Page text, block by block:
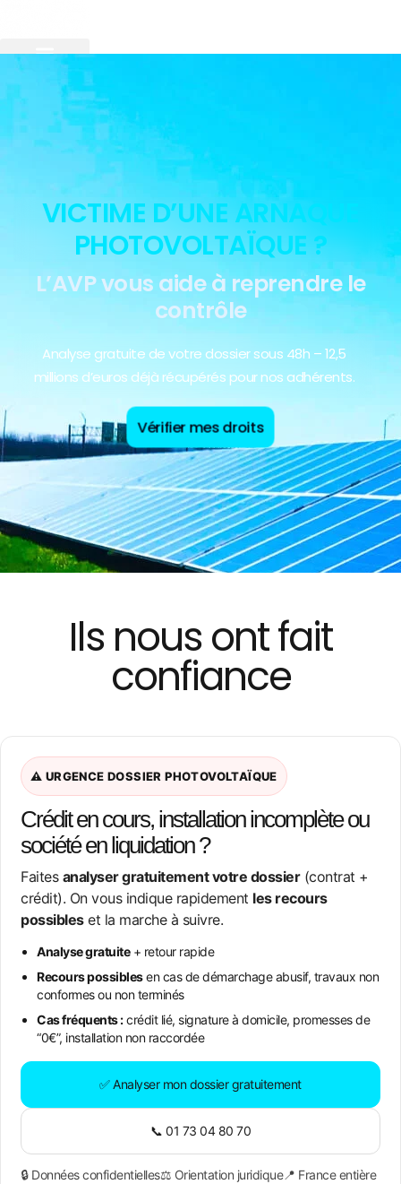
VICTIME D’UNE ARNAQUE
PHOTOVOLTAÏQUE ?
L’AVP vous aide à reprendre le
contrôle
Analyse gratuite de votre dossier sous 48h – 12,5
millions d’euros déjà récupérés pour nos adhérents.
Vérifier mes droits
Ils nous ont fait
confiance
⚠️ URGENCE DOSSIER PHOTOVOLTAÏQUE
Crédit en cours, installation incomplète ou
société en liquidation ?
Faites analyser gratuitement votre dossier(contrat +
crédit). On vous indique rapidement les recours
possibleset la marche à suivre.
Analyse gratuite+ retour rapide
Recours possiblesen cas de démarchage abusif, travaux non
conformes ou non terminés
Cas fréquents :crédit lié, signature à domicile, promesses de
“0€”, installation non raccordée
✅ Analyser mon dossier gratuitement
📞 01 73 04 80 70
🔒 Données confidentielles⚖️ Orientation juridique📍 France entière